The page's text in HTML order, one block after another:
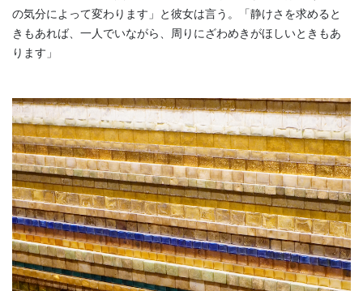
の気分によって変わります」と彼女は言う。「静けさを求めると
きもあれば、一人でいながら、周りにざわめきがほしいときもあ
ります」